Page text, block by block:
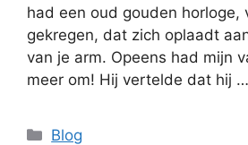
had een oud gouden horloge,
gekregen, dat zich oplaadt
van je arm. Opeens had mijn
meer om! Hij vertelde dat hij …
Categorieën
Blog